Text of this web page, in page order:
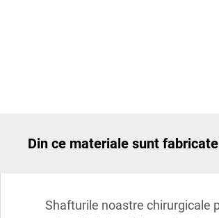
Din ce materiale sunt
Shafturile noastre chirurgicale